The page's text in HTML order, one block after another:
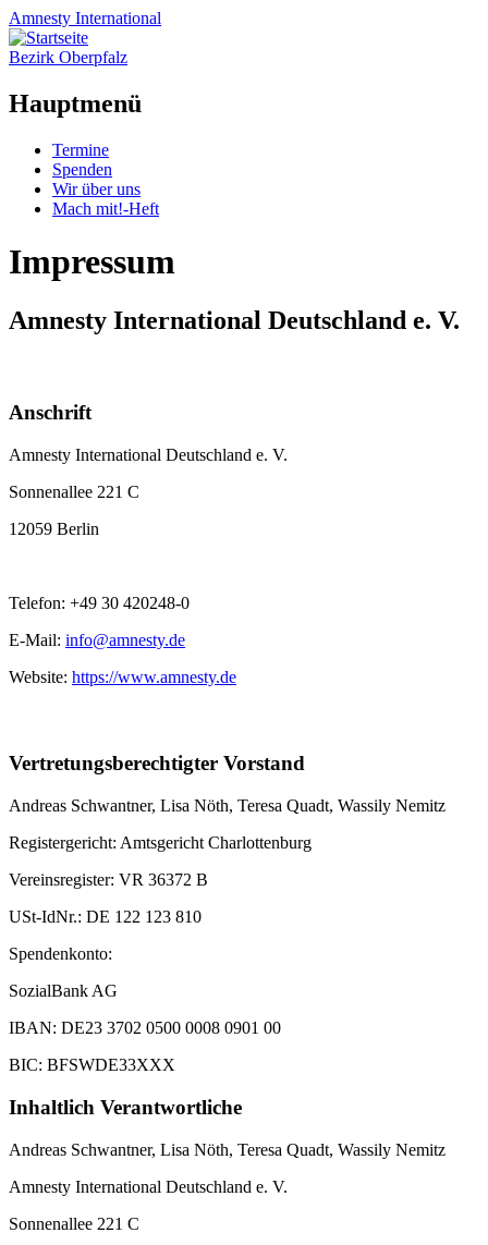
Amnesty International
Bezirk Oberpfalz
Hauptmenü
Zum
Inhalt
springen
Termine
Spenden
Wir über uns
Mach mit!-Heft
Impressum
Amnesty International Deutschland e. V.
Anschrift
Amnesty International Deutschland e. V.
Sonnenallee 221 C
12059 Berlin
Telefon: +49 30 420248-0
E-Mail: info@amnesty.de
Website: https://www.amnesty.de
Vertretungsberechtigter Vorstand
Andreas Schwantner, Lisa Nöth, Teresa Quadt, Wassily Nemitz
Registergericht: Amtsgericht Charlottenburg
Vereinsregister: VR 36372 B
USt-IdNr.: DE 122 123 810
Spendenkonto:
SozialBank AG
IBAN: DE23 3702 0500 0008 0901 00
BIC: BFSWDE33XXX
Inhaltlich Verantwortliche
Andreas Schwantner, Lisa Nöth, Teresa Quadt, Wassily Nemitz
Amnesty International Deutschland e. V.
Sonnenallee 221 C